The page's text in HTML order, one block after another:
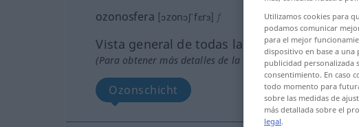
ozonosfera [ɔzonɔʃˈfɛrɜ] f
Vista general de todas las traducciones
(Para obtener más detalles de la traducción, hacer clic/
Ozonschicht
Utilizamos cookies para
podamos comunicar
para el mejor
dispositivo en base a
publicidad personalizada
consentimiento. En caso
todo momento para
sobre las medidas de
más detallada sobre el
legal.